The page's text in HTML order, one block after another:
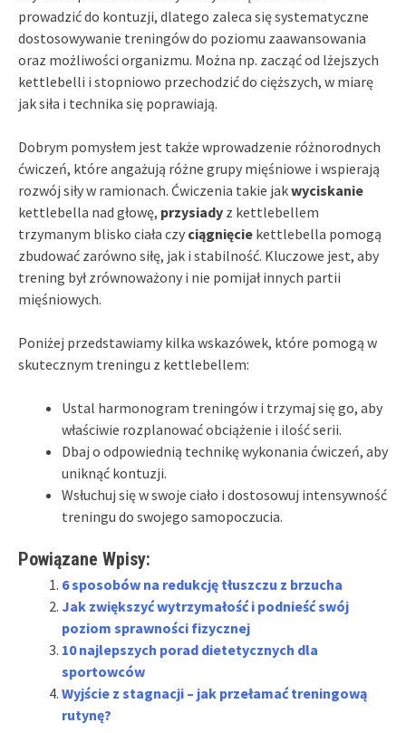
prowadzić do kontuzji, dlatego zaleca się systematyczne
dostosowywanie treningów do poziomu zaawansowania
oraz możliwości organizmu. Można np. zacząć od lżejszych
kettlebelli i stopniowo przechodzić do cięższych, w miarę
jak siła i technika się poprawiają.
Dobrym pomysłem jest także wprowadzenie różnorodnych
ćwiczeń, które angażują różne grupy mięśniowe i wspierają
rozwój siły w ramionach. Ćwiczenia takie jakwyciskanie
kettlebella nad głowę, przysiady z kettlebellem
trzymanym blisko ciała czy ciągnięcie kettlebella pomogą
zbudować zarówno siłę, jak i stabilność. Kluczowe jest, aby
trening był zrównoważony i nie pomijał innych partii
mięśniowych.
Poniżej przedstawiamy kilka wskazówek, które pomogą w
skutecznym treningu z kettlebellem:
Ustal harmonogram treningów i trzymaj się go, aby
właściwie rozplanować obciążenie i ilość serii.
Dbaj o odpowiednią technikę wykonania ćwiczeń, aby
uniknąć kontuzji.
Wsłuchuj się w swoje ciało i dostosowuj intensywność
treningu do swojego samopoczucia.
Powiązane Wpisy:
6 sposobów na redukcję tłuszczu z brzucha
Jak zwiększyć wytrzymałość i podnieść swój
poziom sprawności fizycznej
10 najlepszych porad dietetycznych dla
sportowców
Wyjście z stagnacji – jak przełamać treningową
rutynę?